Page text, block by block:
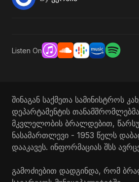
Listen On
შინაგან საქმეთა სამინისტროს
დეპარტამენტის
მკვლელობის ბრალდებით,
ნასამართლევი - 1953 წელს
დააკავეს. ინფორმაციას შსს
გამოძიებით დადგინდა, რომ